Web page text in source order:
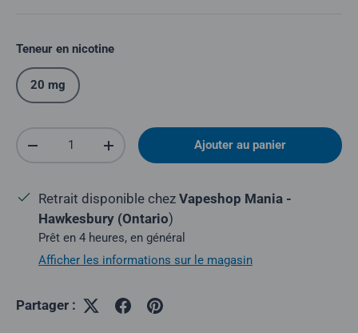
Teneur en nicotine
20 mg
Quantité
Réduire la quantitéAugmenter la quantitéAjouter au panier
Retrait disponible chez Vapeshop Mania -
Hawkesbury (Ontario)
Prêt en 4 heures, en général
Afficher les informations sur le magasin
Partager :